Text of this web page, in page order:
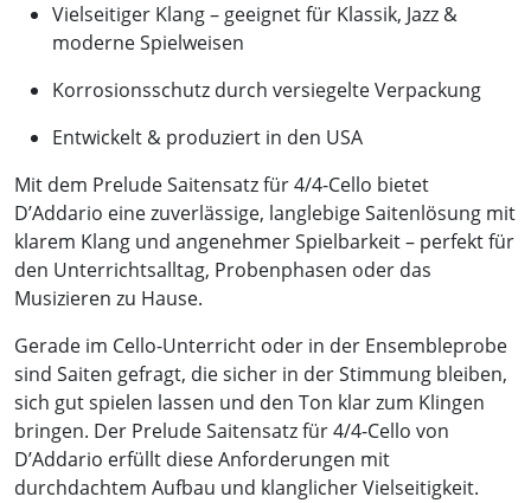
Vielseitiger Klang – geeignet für Klassik, Jazz &
moderne Spielweisen
Korrosionsschutz durch versiegelte Verpackung
Entwickelt & produziert in den USA
Mit dem Prelude Saitensatz für 4/4-Cello bietet
D’Addario eine zuverlässige, langlebige Saitenlösung mit
klarem Klang und angenehmer Spielbarkeit – perfekt für
den Unterrichtsalltag, Probenphasen oder das
Musizieren zu Hause.
Gerade im Cello-Unterricht oder in der Ensembleprobe
sind Saiten gefragt, die sicher in der Stimmung bleiben,
sich gut spielen lassen und den Ton klar zum Klingen
bringen. Der Prelude Saitensatz für 4/4-Cello von
D’Addario erfüllt diese Anforderungen mit
durchdachtem Aufbau und klanglicher Vielseitigkeit.